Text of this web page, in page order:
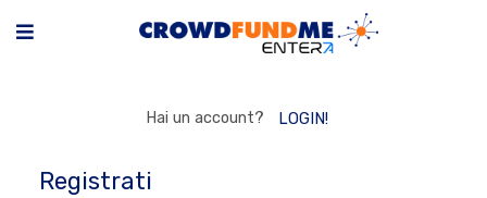
Hai un account? LOGIN!
Registrati